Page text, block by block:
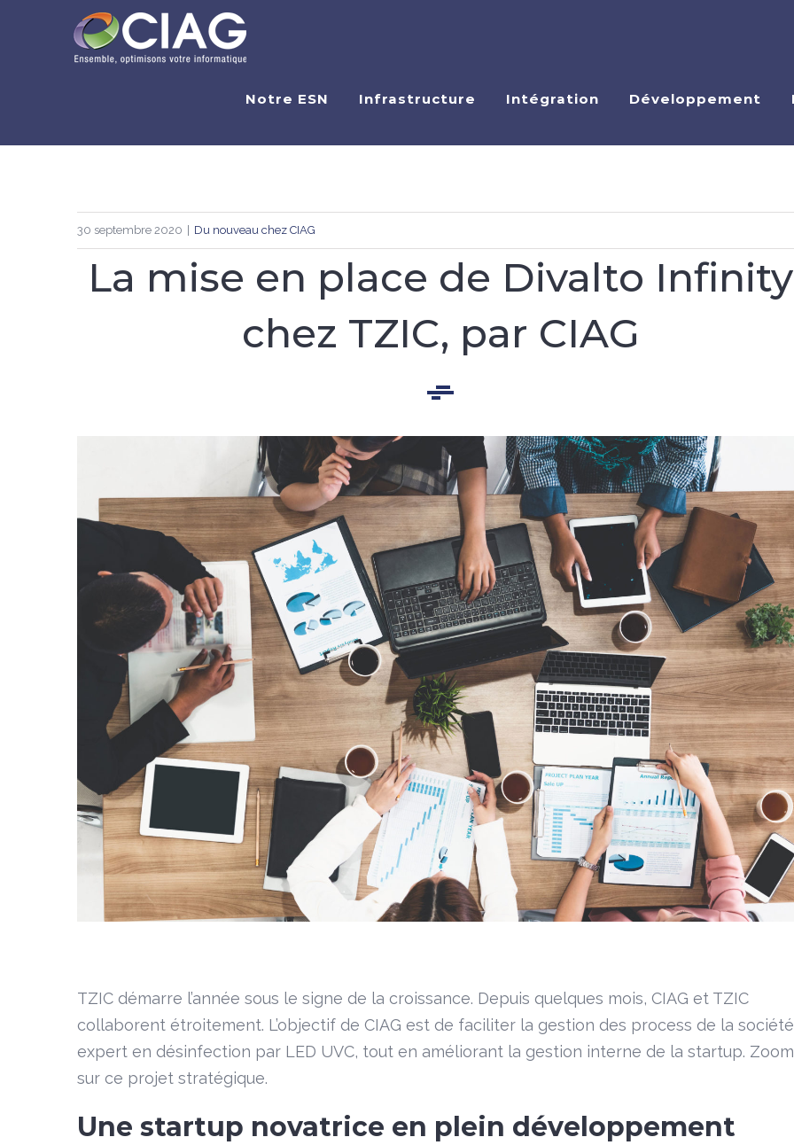
Notre ESN Infrastructure Intégration Développement
30 septembre 2020 Du nouveau chez CIAG
La mise en place de Divalto Infinity
chez TZIC, par CIAG
TZIC démarre l’année sous le signe de la croissance. Depuis quelques mois, CIAG et TZIC
collaborent étroitement. L’objectif de CIAG est de faciliter la gestion des process de la société
expert en désinfection par LED UVC, tout en améliorant la gestion interne de la startup. Zoom
sur ce projet stratégique.
Une startup novatrice en plein développement